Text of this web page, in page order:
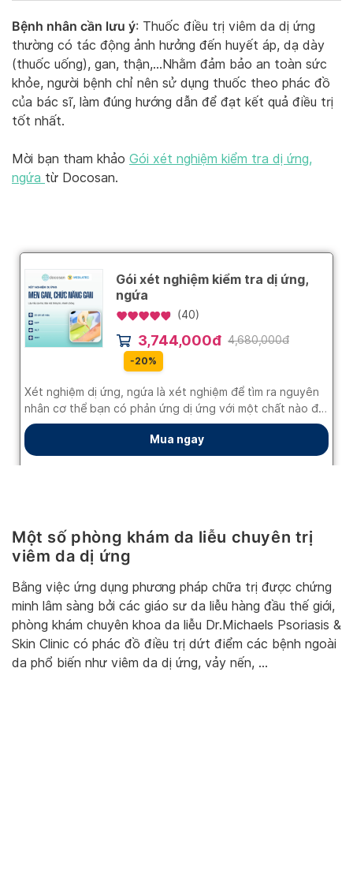
Bệnh nhân cần lưu ý: Thuốc điều trị viêm da dị ứng
thường có tác động ảnh hưởng đến huyết áp, dạ dày
(thuốc uống), gan, thận,…Nhằm đảm bảo an toàn sức
khỏe, người bệnh chỉ nên sử dụng thuốc theo phác đồ
của bác sĩ, làm đúng hướng dẫn để đạt kết quả điều trị
tốt nhất.
Mời bạn tham khảo Gói xét nghiệm kiểm tra dị ứng,
ngứa từ Docosan.
Một số phòng khám da liễu chuyên trị
viêm da dị ứng
Bằng việc ứng dụng phương pháp chữa trị được chứng
minh lâm sàng bởi các giáo sư da liễu hàng đầu thế giới,
phòng khám chuyên khoa da liễu Dr.Michaels Psoriasis &
Skin Clinic có phác đồ điều trị dứt điểm các bệnh ngoài
da phổ biến như viêm da dị ứng, vảy nến, …